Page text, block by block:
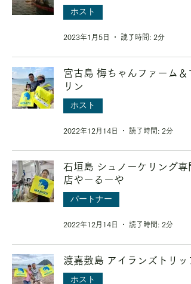
ホスト
2023年1月5日 読了時間: 2分
宮古島 梅ちゃんファーム＆
リン
ホスト
2022年12月14日 読了時間: 2分
石垣島 シュノーケリング専
店やーるーや
パートナー
2022年12月14日 読了時間: 2分
渡嘉敷島 アイランズトリッ
ホスト